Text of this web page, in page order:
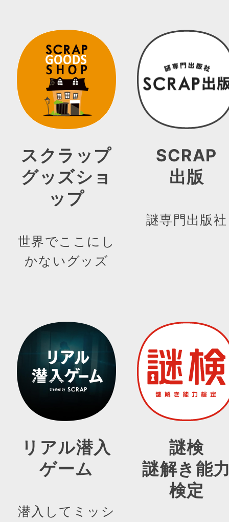
スクラップ
グッズショ
ップ
世界でここにし
かないグッズ
SCRAP
出版
謎専門出版社
リアル潜入
ゲーム
潜入してミッシ
謎検
謎解き能
検定